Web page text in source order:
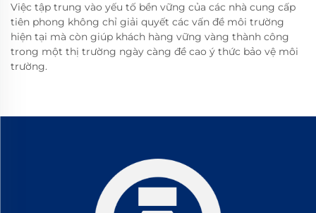
Việc tập trung vào yếu tố bền vững của các nhà cung cấp
tiên phong không chỉ giải quyết các vấn đề môi trường
hiện tại mà còn giúp khách hàng vững vàng thành công
trong một thị trường ngày càng đề cao ý thức bảo vệ môi
trường.